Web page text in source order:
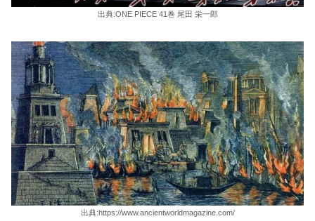
出典:ONE PIECE 41巻 尾田 栄一郎
出典:https://www.ancientworldmagazine.com/